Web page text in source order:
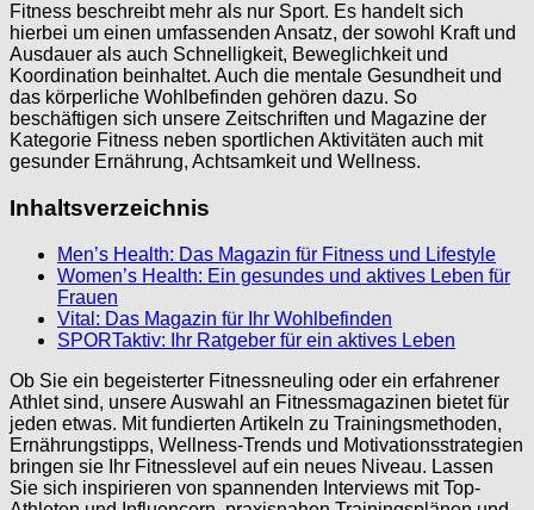
Fitness beschreibt mehr als nur Sport. Es handelt sich
hierbei um einen umfassenden Ansatz, der sowohl Kraft und
Ausdauer als auch Schnelligkeit, Beweglichkeit und
Koordination beinhaltet. Auch die mentale Gesundheit und
das körperliche Wohlbefinden gehören dazu. So
beschäftigen sich unsere Zeitschriften und Magazine der
Kategorie Fitness neben sportlichen Aktivitäten auch mit
gesunder Ernährung, Achtsamkeit und Wellness.
Inhaltsverzeichnis
Men’s Health: Das Magazin für Fitness und Lifestyle
Women’s Health: Ein gesundes und aktives Leben für
Frauen
Vital: Das Magazin für Ihr Wohlbefinden
SPORTaktiv: Ihr Ratgeber für ein aktives Leben
Ob Sie ein begeisterter Fitnessneuling oder ein erfahrener
Athlet sind, unsere Auswahl an Fitnessmagazinen bietet für
jeden etwas. Mit fundierten Artikeln zu Trainingsmethoden,
Ernährungstipps, Wellness-Trends und Motivationsstrategien
bringen sie Ihr Fitnesslevel auf ein neues Niveau. Lassen
Sie sich inspirieren von spannenden Interviews mit Top-